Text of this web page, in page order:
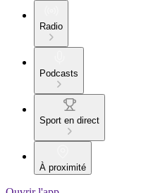
Radio
Podcasts
Sport en direct
À proximité